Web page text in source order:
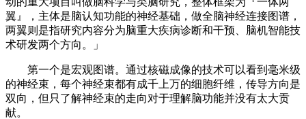
翼』，主体是脑认知功能的神经基础，做全脑神经连接图谱，
两翼则是指研究内容分为脑重大疾病诊断和干预、脑机智能技
术研发两个方向。」
第一个是宏观图谱。通过核磁成像的技术可以看到毫米级
的神经束，每个神经束都有成千上万的细胞纤维，传导方向是
双向，但只了解神经束的走向对于理解脑功能并没有太大贡
献。